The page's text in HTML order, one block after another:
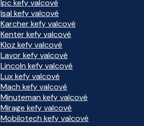
Ipc kefy valcové
Isal kefy valcové
Karcher kefy valcové
Kenter kefy valcové
Kloz kefy valcové
Lavor kefy valcové
Lincoln kefy valcové
Lux kefy valcové
Mach kefy valcové
Minuteman kefy valcové
Mirage kefy valcové
Mobilotech kefy valcové